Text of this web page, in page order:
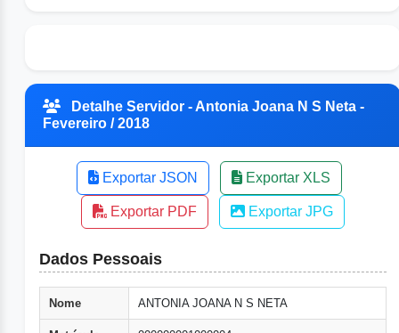
Detalhe Servidor - Antonia Joana N S Neta -
Fevereiro / 2018
Exportar JSON Exportar XLS
Exportar PDF Exportar JPG
Dados Pessoais
Nome ANTONIA JOANA N S NETA